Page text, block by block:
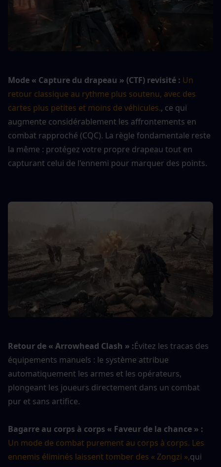
Mode « Capture du drapeau » (CTF) revisité : Un
retour classique au rythme plus soutenu, avec des
cartes plus petites et moins de véhicules., ce qui
augmente considérablement les affrontements en
combat rapproché (CQC). La règle fondamentale reste
la même : protégez votre propre drapeau tout en
capturant celui de l'ennemi pour marquer des points.
Retour de « Arrowhead Clash » :Évitez les tracas des
équipements manuels : le système attribue
automatiquement les armes et les opérateurs,
plongeant les joueurs directement dans un combat
pur et sans artifice.
Bagarre au corps à corps « Faveur de la chance » :
Un mode de combat purement au corps à corps. Les
ennemis éliminés laissent tomber des « Zongzi »,qui